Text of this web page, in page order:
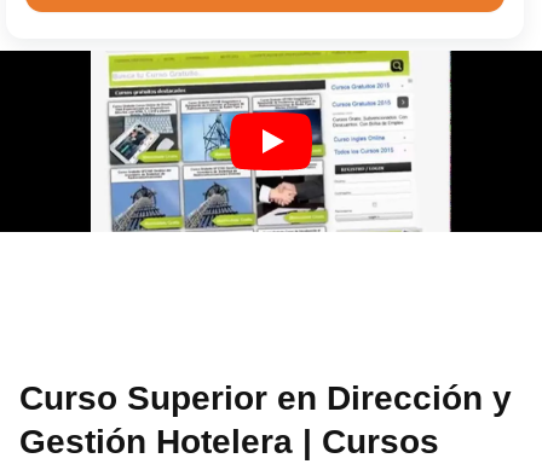
Curso Superior en Dirección y
Gestión Hotelera | Cursos